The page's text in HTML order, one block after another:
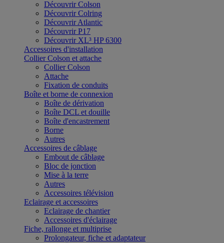
Découvrir Colson
Découvrir Colring
Découvrir Atlantic
Découvrir P17
Découvrir XL³ HP 6300
Accessoires d'installation
Collier Colson et attache
Collier Colson
Attache
Fixation de conduits
Boîte et borne de connexion
Boîte de dérivation
Boîte DCL et douille
Boîte d'encastrement
Borne
Autres
Accessoires de câblage
Embout de câblage
Bloc de jonction
Mise à la terre
Autres
Accessoires télévision
Eclairage et accessoires
Eclairage de chantier
Accessoires d'éclairage
Fiche, rallonge et multiprise
Prolongateur, fiche et adaptateur